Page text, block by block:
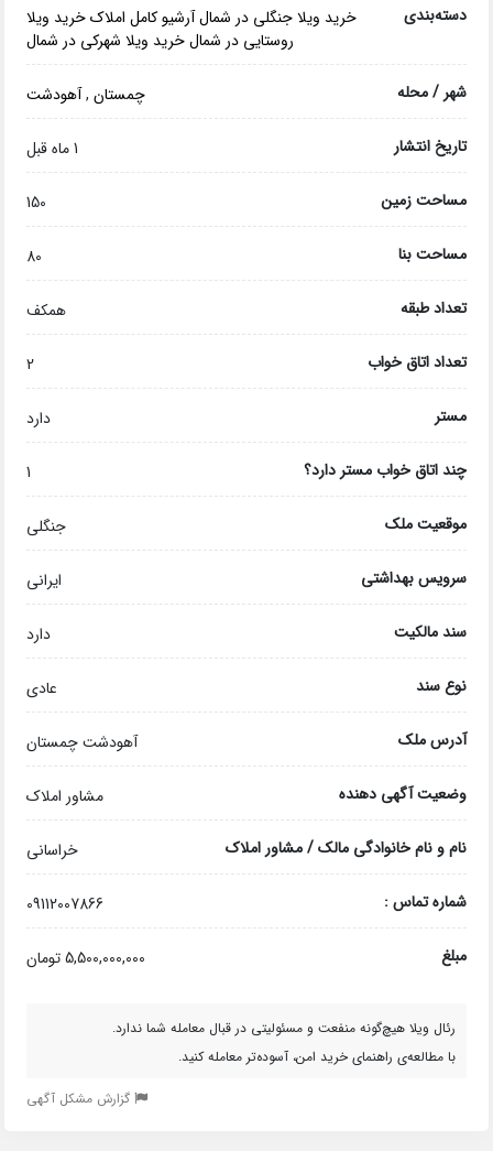
دسته‌بندی خرید ویلا جنگلی در شمالآرشیو کامل املاک خرید ویلا
روستایی در شمال خرید ویلا شهرکی در شمال
شهر / محله چمستان,آهودشت
تاریخ انتشار 1 ماه قبل
مساحت زمین 150
مساحت بنا 80
تعداد طبقه همکف
تعداد اتاق خواب 2
مستر دارد
چند اتاق خواب مستر دارد؟ 1
موقعیت ملک جنگلی
سرویس بهداشتی ایرانی
سند مالکیت دارد
نوع سند عادی
آدرس ملک آهودشت چمستان
وضعیت آگهی دهنده مشاور املاک
نام و نام خانوادگی مالک / مشاور املاک خراسانی
شماره تماس : 09112007866
مبلغ 5,500,000,000 تومان
رئال ویلا هیچ‌گونه منفعت و مسئولیتی در قبال معامله شما ندارد.
با مطالعه‌ی راهنمای خرید امن، آسوده‌تر معامله کنید.
گزارش مشکل آگهی